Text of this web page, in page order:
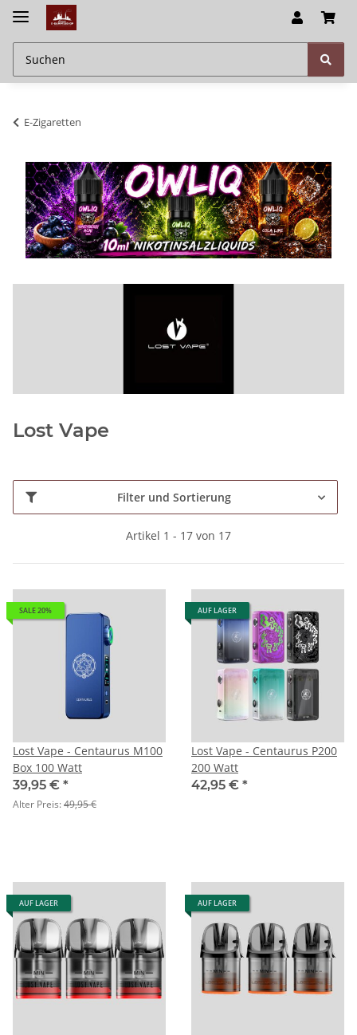
E-Zigaretten
Lost Vape
Filter und Sortierung
Artikel 1 - 17 von 17
SALE 20%
Lost Vape - Centaurus M100
Box 100 Watt
39,95 € *
Alter Preis:49,95 €
AUF LAGER
Lost Vape - Centaurus P200
200 Watt
42,95 € *
AUF LAGER AUF LAGER